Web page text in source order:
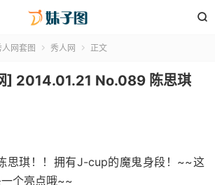

人网套图  秀人网  正文
] 2014.01.21 No.089 陈思琪
思琪！！拥有J-cup的魔鬼身段！~~这
个亮点哦~~